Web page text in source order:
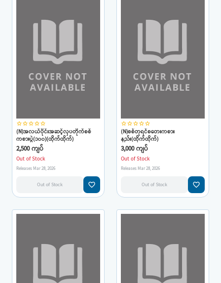
star_borderstar_borderstar_borderstar_borderstar_border
(N)အလယ်ပိုင်းအဆင့်လှပတိုက်စစ်
ကစားပွဲ(၁၀၀)(ထိုက်ထိုက်)
2,500 ကျပ်
Out of Stock
Releases Mar 28, 2026
Out of Stock favorite_border
star_borderstar_borderstar_borderstar_borderstar_border
(N)စစ်တုရင်စတေးကစား
နည်း(ထိုက်ထိုက်)
3,000 ကျပ်
Out of Stock
Releases Mar 28, 2026
Out of Stock favorite_border